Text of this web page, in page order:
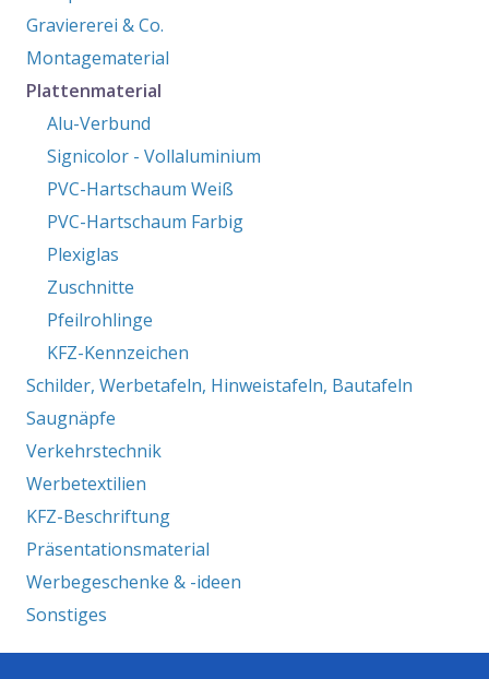
Graviererei & Co.
Montagematerial
Plattenmaterial
Alu-Verbund
Signicolor - Vollaluminium
PVC-Hartschaum Weiß
PVC-Hartschaum Farbig
Plexiglas
Zuschnitte
Pfeilrohlinge
KFZ-Kennzeichen
Schilder, Werbetafeln, Hinweistafeln, Bautafeln
Saugnäpfe
Verkehrstechnik
Werbetextilien
KFZ-Beschriftung
Präsentationsmaterial
Werbegeschenke & -ideen
Sonstiges